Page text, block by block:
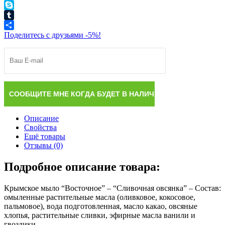
WhatsApp
Skype
Tumblr
Поделитесь с друзьями -5%!
Описание
Свойства
Ещё товары
Отзывы (0)
Подробное описание товара:
Крымское мыло “Восточное” – “Сливочная овсянка” – Состав:
омыленные растительные масла (оливковое, кокосовое,
пальмовое), вода подготовленная, масло какао, овсяные
хлопья, растительные сливки, эфирные масла ванили и